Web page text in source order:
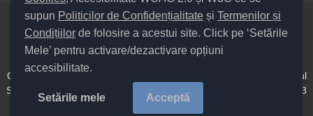
supun Politicilor de Confidențialitate și Termenilor și
Condițiilor de folosire a acestui site. Click pe ‘Setările
Mele’ pentru activare/dezactivare opțiuni
accesibilitate.
Setările mele Acceptă
Setări Cookies și Accesibilitate
Cod Județ 4 / Județul Bacău / Tipul UAT – 14 – C – Comună / Codul
SIRUTA al Unității Administrativ Teritoriale COMUNA Hemeiuș 20313
/